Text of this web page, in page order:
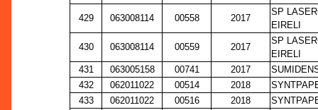
429 063008114 00558 2017
SP
EIRELI
430 063008114 00559 2017
SP
EIRELI
431
063005158 00741 2017
432
062011022 00514 2018
433
062011022 00516 2018